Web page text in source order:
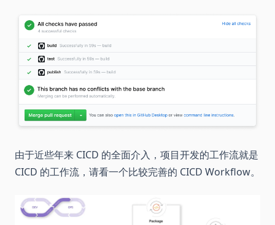
由于近些年来 CICD 的全面介入，项目开发的工作流就是
CICD 的工作流，请看一个比较完善的 CICD Workflow。